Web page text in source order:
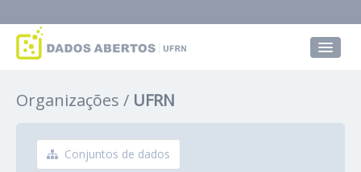
Grupos
Sobre
Organizações UFRN
Conjuntos de dados